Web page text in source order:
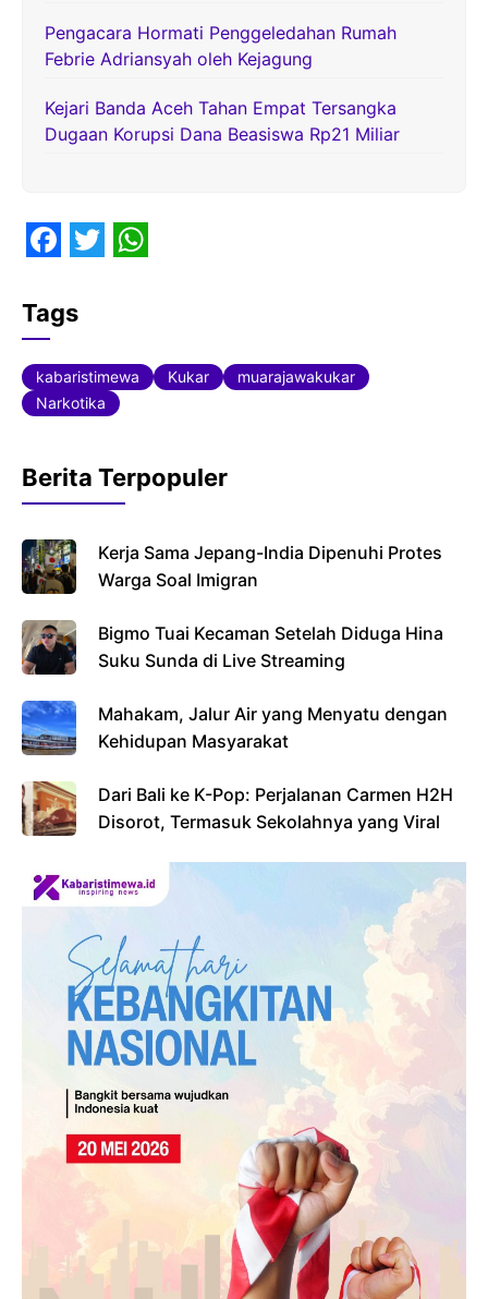
Pengacara Hormati Penggeledahan Rumah
Febrie Adriansyah oleh Kejagung
Kejari Banda Aceh Tahan Empat Tersangka
Dugaan Korupsi Dana Beasiswa Rp21 Miliar
a
c
e
b
o
k
w
t
t
r
t
s
p
p
Tags
kabaristimewa Kukar
muarajawakukar
Narkotika
Berita Terpopuler
Kerja Sama Jepang-India Dipenuhi Protes
Warga Soal Imigran
Bigmo Tuai Kecaman Setelah Diduga Hina
Suku Sunda di Live Streaming
Mahakam, Jalur Air yang Menyatu dengan
Kehidupan Masyarakat
Dari Bali ke K-Pop: Perjalanan Carmen H2H
Disorot, Termasuk Sekolahnya yang Viral